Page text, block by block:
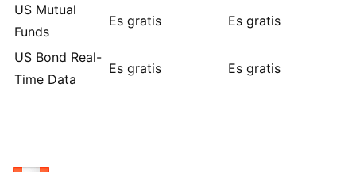
US Mutual
Funds
Es gratis Es gratis
US Bond Real-
Time Data
Es gratis Es gratis